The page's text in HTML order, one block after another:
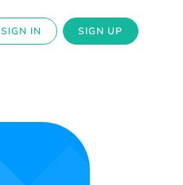
SIGN IN SIGN UP